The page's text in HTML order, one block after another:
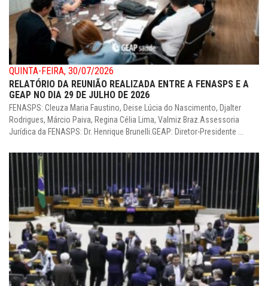
QUINTA-FEIRA, 30/07/2026
RELATÓRIO DA REUNIÃO REALIZADA ENTRE A FENASPS E A
GEAP NO DIA 29 DE JULHO DE 2026
FENASPS: Cleuza Maria Faustino, Deise Lúcia do Nascimento, Djalter
Rodrigues, Márcio Paiva, Regina Célia Lima, Valmiz Braz.Assessoria
Jurídica da FENASPS: Dr. Henrique Brunelli.GEAP: Diretor-Presidente ...